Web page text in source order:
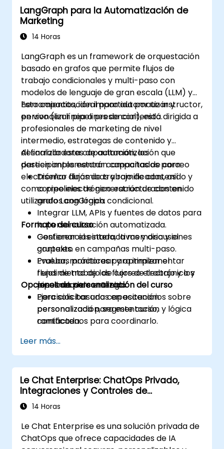
LangGraph para la Automatización de
Marketing
14 Horas
LangGraph es un framework de orquestación
basado en grafos que permite flujos de
trabajo condicionales y multi-paso con
modelos de lenguaje de gran escala (LLM) y
herramientas, ideal para automatizar y
personalizar pipelines de contenido.
Esta capacitación impartida por un instructor,
en vivo (en línea o presencial), está dirigida a
profesionales de marketing de nivel
intermedio, estrategas de contenido y
desarrolladores de automatización que
deseen implementar campañas de correo
electrónico dinámicas y ramificadas, así
como pipelines de generación de contenido
utilizando LangGraph.
Al finalizar esta capacitación, los
participantes estarán capacitados para:
Diseñar flujos de trabajo de contenido y
correo electrónico estructurados en
grafos con lógica condicional.
Integrar LLM, APIs y fuentes de datos para
la personalización automatizada.
Gestionar el estado, la memoria y el
contexto en campañas multi-paso.
Evaluar, monitorear y optimizar el
rendimiento de los flujos de trabajo y los
resultados de entrega.
Formato del curso
Conferencias interactivas y discusiones
grupales.
Pruebas prácticas para implementar
flujos de trabajo de correo electrónico y
pipelines de contenido.
Ejercicios basados en escenarios sobre
personalización, segmentación y lógica
ramificada.
Opciones de personalización del curso
Para solicitar una capacitación
personalizada para este curso,
contáctenos para coordinarlo.
Leer más...
Le Chat Enterprise: ChatOps Privado,
Integraciones y Controles de
Administración
14 Horas
Le Chat Enterprise es una solución privada de
ChatOps que ofrece capacidades de IA